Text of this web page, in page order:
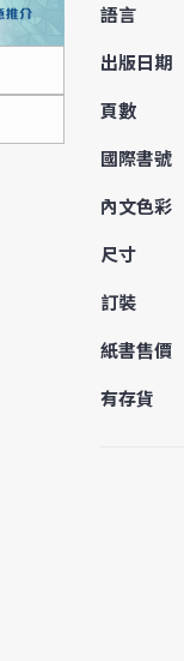
語言
出版日期
頁數
國際書號
內文色彩
尺寸
訂裝
紙書售價
有存貨